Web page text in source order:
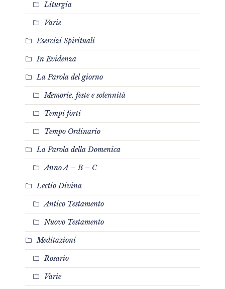
Liturgia
Varie
Esercizi Spirituali
In Evidenza
La Parola del giorno
Memorie, feste e solennità
Tempi forti
Tempo Ordinario
La Parola della Domenica
Anno A – B – C
Lectio Divina
Antico Testamento
Nuovo Testamento
Meditazioni
Rosario
Varie